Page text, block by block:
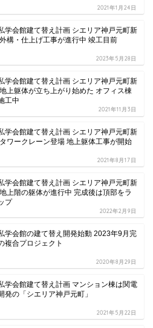
2021年1月24日
学会館建て替え計画 シエリア神戸元町新
構・仕上げ工事が進行中 竣工目前
2023年5月28日
学会館建て替え計画 シエリア神戸元町新
上躯体が立ち上がり始めた オフィス棟
工中
2021年11月3日
学会館建て替え計画 シエリア神戸元町新
ワークレーン登場 地上躯体工事が開始
2021年8月17日
学会館建て替え計画 シエリア神戸元町新
上階の躯体が進行中 完成後は頂部をラ
プ
2022年2月9日
学会館の建て替え開発始動 2023年9月完
複合プロジェクト
2020年8月29日
学会館建て替え計画 マンション棟は関電
発の「シエリア神戸元町」
2021年5月22日